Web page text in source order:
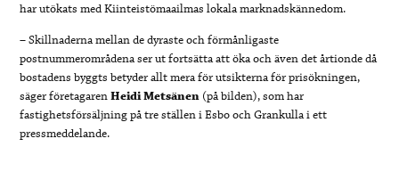
har utökats med Kiinteistömaailmas lokala marknadskännedom.
– Skillnaderna mellan de dyraste och förmånligaste
postnummerområdena ser ut fortsätta att öka och även det årtionde då
bostadens byggts betyder allt mera för utsikterna för prisökningen,
säger företagarenHeidi Metsänen (på bilden), som har
fastighetsförsäljning på tre ställen i Esbo och Grankulla i ett
pressmeddelande.